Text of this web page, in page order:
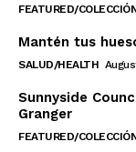
FEATURED/
Mantén tus
SALUD/HEALTH
Sunnyside
Granger
FEATURED/